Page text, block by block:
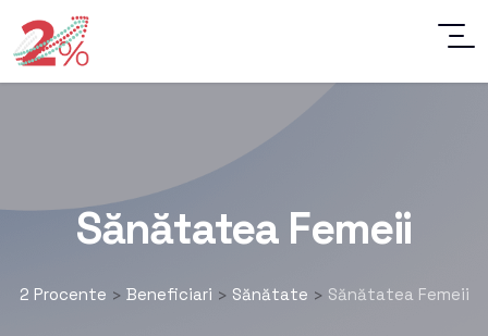
Sănătatea Femeii
2 Procente > Beneficiari > Sănătate > Sănătatea Femeii